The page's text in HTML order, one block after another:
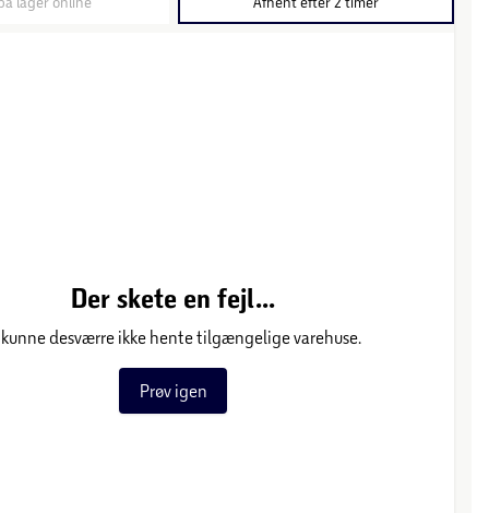
Der skete en fejl...
kunne desværre ikke hente tilgængelige varehuse.
Prøv igen